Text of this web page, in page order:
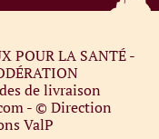
POUR LA SANTÉ -
de livraison
- © Direction
ValP